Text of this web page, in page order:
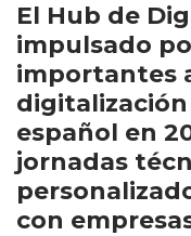
El Hub de
impulsado
importantes
español en
jornadas
con